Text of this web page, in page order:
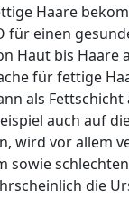
Haare
für einen
Haut bis Haare
für fettige
als
auch auf
wird vor allem
die